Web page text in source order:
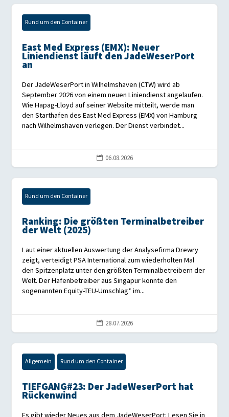
Rund um den Container
East Med Express (EMX): Neuer
Liniendienst läuft den JadeWeserPort
an
Der JadeWeserPort in Wilhelmshaven (CTW) wird ab
September 2026 von einem neuen Liniendienst angelaufen.
Wie Hapag-Lloyd auf seiner Website mitteilt, werde man
den Starthafen des East Med Express (EMX) von Hamburg
nach Wilhelmshaven verlegen. Der Dienst verbindet...
 06.08.2026
Rund um den Container
Ranking: Die größten Terminalbetreiber
der Welt (2025)
Laut einer aktuellen Auswertung der Analysefirma Drewry
zeigt, verteidigt PSA International zum wiederholten Mal
den Spitzenplatz unter den größten Terminalbetreibern der
Welt. Der Hafenbetreiber aus Singapur konnte den
sogenannten Equity-TEU-Umschlag* im...
 28.07.2026
Allgemein Rund um den Container
TIEFGANG#23: Der JadeWeserPort hat
Rückenwind